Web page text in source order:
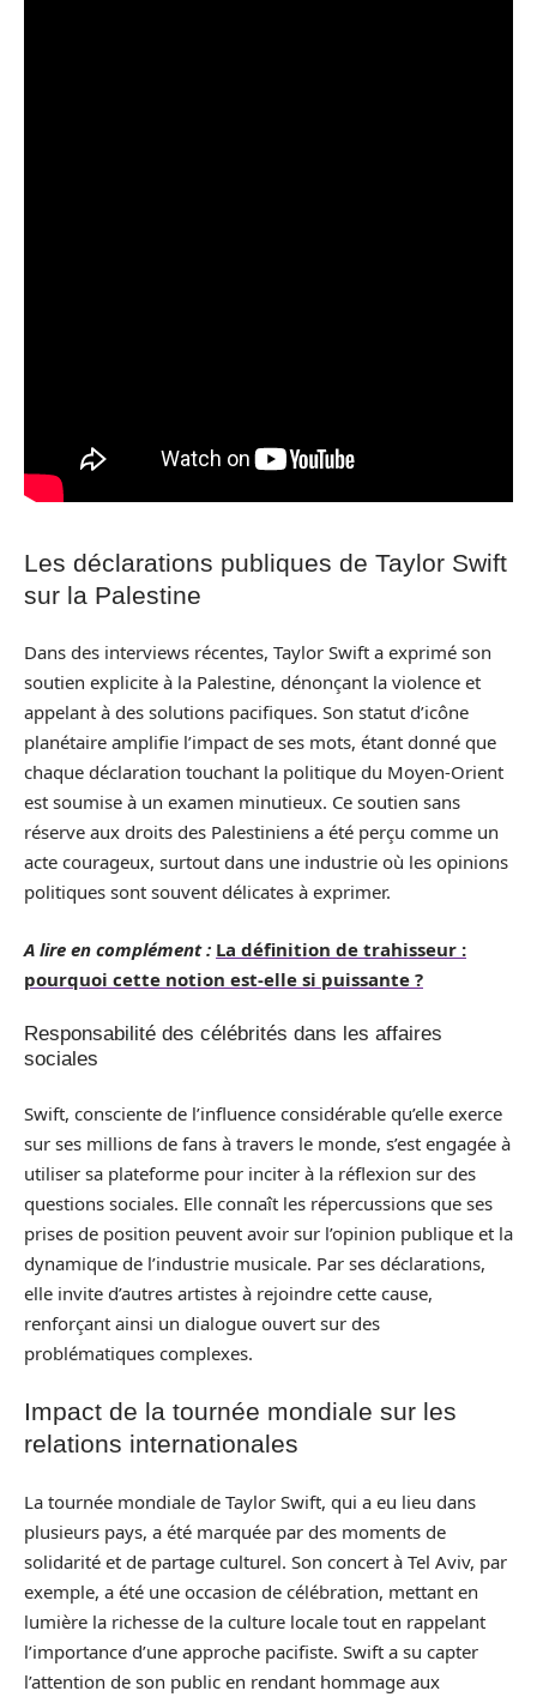
Les déclarations publiques de Taylor Swift
sur la Palestine
Dans des interviews récentes, Taylor Swift a exprimé son
soutien explicite à la Palestine, dénonçant la violence et
appelant à des solutions pacifiques. Son statut d’icône
planétaire amplifie l’impact de ses mots, étant donné que
chaque déclaration touchant la politique du Moyen-Orient
est soumise à un examen minutieux. Ce soutien sans
réserve aux droits des Palestiniens a été perçu comme un
acte courageux, surtout dans une industrie où les opinions
politiques sont souvent délicates à exprimer.
A lire en complément : La définition de trahisseur :
pourquoi cette notion est-elle si puissante ?
Responsabilité des célébrités dans les affaires
sociales
Swift, consciente de l’influence considérable qu’elle exerce
sur ses millions de fans à travers le monde, s’est engagée à
utiliser sa plateforme pour inciter à la réflexion sur des
questions sociales. Elle connaît les répercussions que ses
prises de position peuvent avoir sur l’opinion publique et la
dynamique de l’industrie musicale. Par ses déclarations,
elle invite d’autres artistes à rejoindre cette cause,
renforçant ainsi un dialogue ouvert sur des
problématiques complexes.
Impact de la tournée mondiale sur les
relations internationales
La tournée mondiale de Taylor Swift, qui a eu lieu dans
plusieurs pays, a été marquée par des moments de
solidarité et de partage culturel. Son concert à Tel Aviv, par
exemple, a été une occasion de célébration, mettant en
lumière la richesse de la culture locale tout en rappelant
l’importance d’une approche pacifiste. Swift a su capter
l’attention de son public en rendant hommage aux